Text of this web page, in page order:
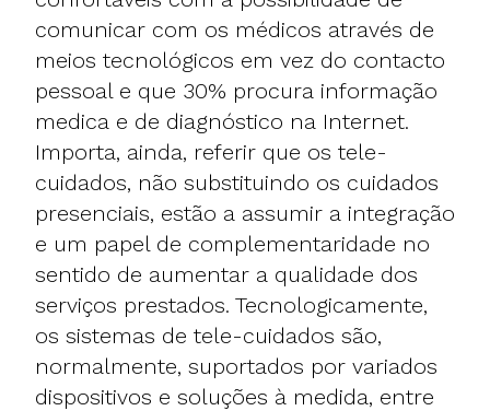
comunicar com os médicos através de
meios tecnológicos em vez do contacto
pessoal e que 30% procura informação
medica e de diagnóstico na Internet.
Importa, ainda, referir que os tele-
cuidados, não substituindo os cuidados
presenciais, estão a assumir a integração
e um papel de complementaridade no
sentido de aumentar a qualidade dos
serviços prestados. Tecnologicamente,
os sistemas de tele-cuidados são,
normalmente, suportados por variados
dispositivos e soluções à medida, entre